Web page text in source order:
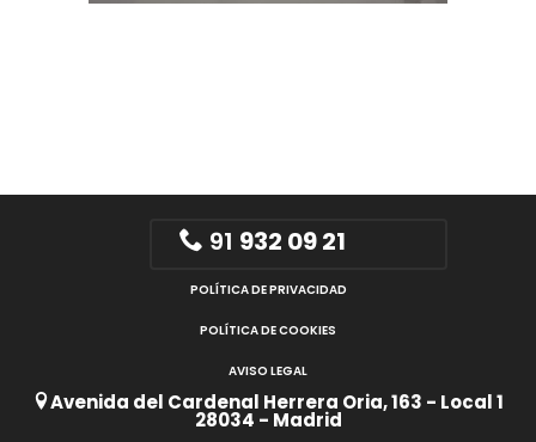
91 932 09 21
POLÍTICA DE PRIVACIDAD
POLÍTICA DE COOKIES
AVISO LEGAL
Avenida del Cardenal Herrera Oria, 163 - Local 1
28034 - Madrid